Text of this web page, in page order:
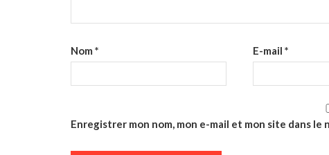
Nom * E-mail *
Enregistrer mon nom, mon e-mail et mon site dans